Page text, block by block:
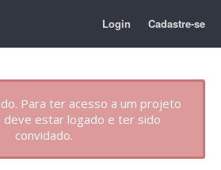
Login Cadastre-se
Para ter acesso a um projeto
deve estar logado e ter sido
convidado.